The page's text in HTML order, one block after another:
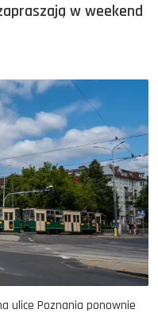
w weekend
ulice Poznania ponownie